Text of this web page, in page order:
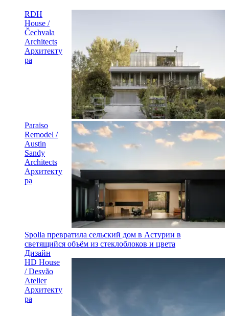
RDH
House /
Čechvala
Architects
Архитекту
ра
Paraiso
Remodel /
Austin
Sandy
Architects
Архитекту
ра
Spolia превратила сельский дом в Астурии в
светящийся объём из стеклоблоков и цвета
Дизайн
HD House
/ Desvão
Atelier
Архитекту
ра